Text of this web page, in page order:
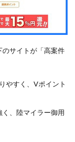
サイトが「高案件
やすく、Vポイント
、陸マイラー御用